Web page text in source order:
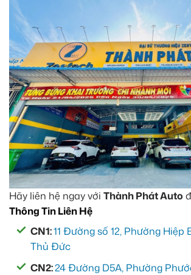
Hãy liên hệ ngay với Thành Phát Auto
Thông Tin Liên Hệ
CN1:11 Đường số 12, Phường Hiệp
Thủ Đức
CN2:24 Đường D5A, Phường